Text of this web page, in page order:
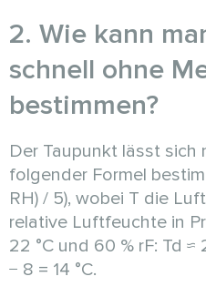
2. Wie kann
schnell ohne
bestimmen?
Der Taupunkt lässt sich
folgender Formel
RH) / 5), wobei T die
relative Luftfeuchte in
22 °C und 60 % rF: Td ≈
− 8 = 14 °C.